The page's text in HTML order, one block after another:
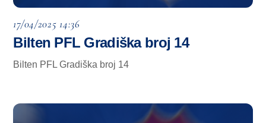
17/04/2025 14:36
Bilten PFL Gradiška broj 14
Bilten PFL Gradiška broj 14